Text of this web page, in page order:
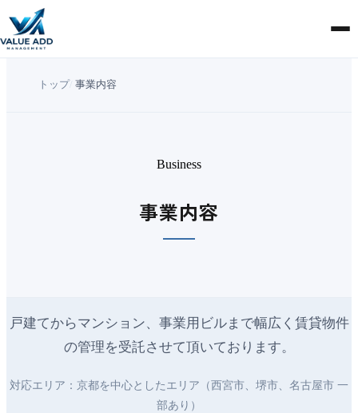
トップ/ 事業内容
Business
事業内容
戸建てからマンション、事業用ビルまで幅広く賃貸物件
の管理を受託させて頂いております。
対応エリア：京都を中心としたエリア（西宮市、堺市、名古屋市 一
部あり）